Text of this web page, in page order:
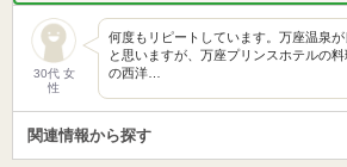
30代 女
性
何度もリピートしています。万座温泉
と思いますが、万座プリンスホテルの
の西洋…
関連情報から探す